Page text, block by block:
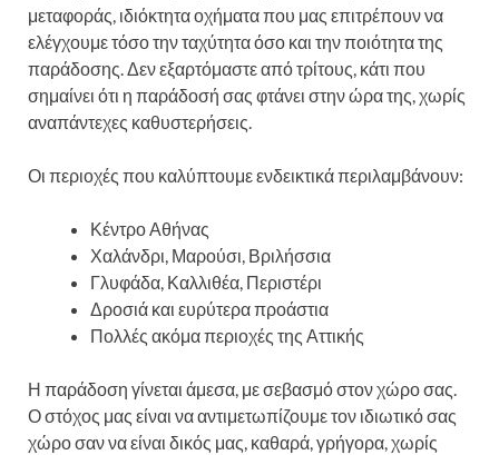
μεταφοράς, ιδιόκτητα οχήματα που μας επιτρέπουν να
ελέγχουμε τόσο την ταχύτητα όσο και την ποιότητα της
παράδοσης. Δεν εξαρτόμαστε από τρίτους, κάτι που
σημαίνει ότι η παράδοσή σας φτάνει στην ώρα της, χωρίς
αναπάντεχες καθυστερήσεις.
Οι περιοχές που καλύπτουμε ενδεικτικά περιλαμβάνουν:
Κέντρο Αθήνας
Χαλάνδρι, Μαρούσι, Βριλήσσια
Γλυφάδα, Καλλιθέα, Περιστέρι
Δροσιά και ευρύτερα προάστια
Πολλές ακόμα περιοχές της Αττικής
Η παράδοση γίνεται άμεσα, με σεβασμό στον χώρο σας.
Ο στόχος μας είναι να αντιμετωπίζουμε τον ιδιωτικό σας
χώρο σαν να είναι δικός μας, καθαρά, γρήγορα, χωρίς